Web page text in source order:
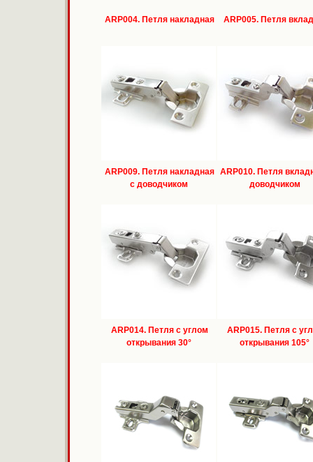
ARP004. Петля накладная ARP005. Петля
ARP009. Петля накладная
с доводчиком
ARP010. Петля
доводчиком
ARP014. Петля с углом
открывания 30°
ARP015. Петля с
открывания 105°